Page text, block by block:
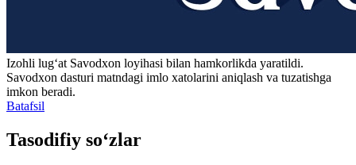
Izohli lugʻat Savodxon loyihasi bilan hamkorlikda yaratildi.
Savodxon dasturi matndagi imlo xatolarini aniqlash va tuzatishga
imkon beradi.
Batafsil
Tasodifiy so‘zlar